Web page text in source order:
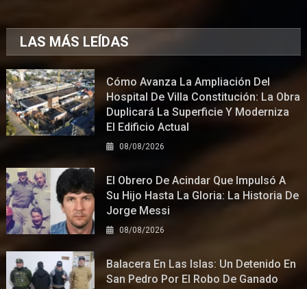
LAS MÁS LEÍDAS
Cómo Avanza La Ampliación Del
Hospital De Villa Constitución: La Obra
Duplicará La Superficie Y Moderniza
El Edificio Actual
08/08/2026
El Obrero De Acindar Que Impulsó A
Su Hijo Hasta La Gloria: La Historia De
Jorge Messi
08/08/2026
Balacera En Las Islas: Un Detenido En
San Pedro Por El Robo De Ganado